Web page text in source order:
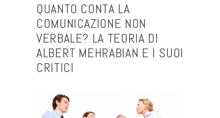
QUANTO CONTA LA
COMUNICAZIONE NON
VERBALE? LA TEORIA DI
ALBERT MEHRABIAN E I SUOI
CRITICI